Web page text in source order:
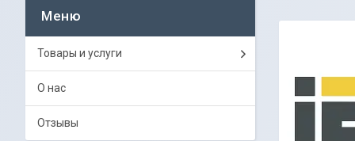
Товары и услуги
О нас
Отзывы